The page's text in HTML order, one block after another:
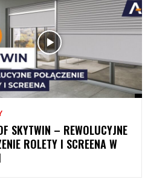
SKYTWIN – REWOLUCYJNE
ROLETY I SCREENA W